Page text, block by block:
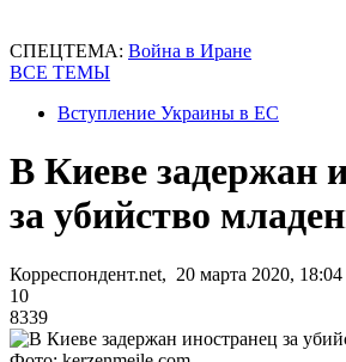
СПЕЦТЕМА: Война в Иране
ВСЕ ТЕМЫ
Вступление Украины в ЕС
В Киеве задержан
за убийство
Корреспондент.net, 20 марта 2020, 18:04
10
8339